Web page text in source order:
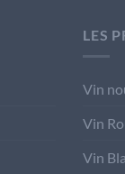
LES
Vin
Vin
Vin